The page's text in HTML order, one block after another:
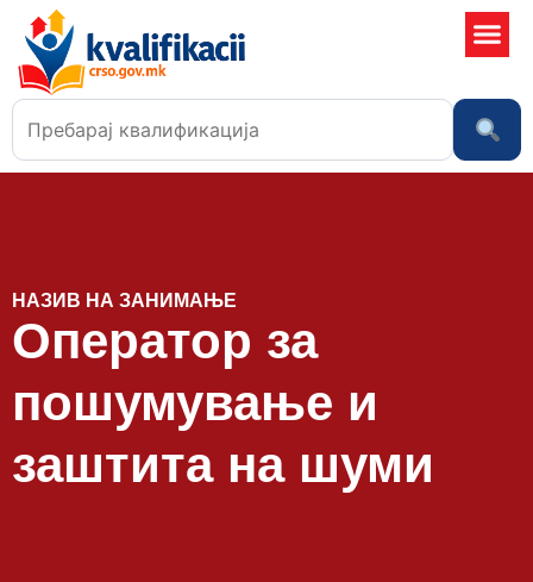
НАЗИВ НА ЗАНИМАЊЕ
Оператор за
пошумување и
заштита на шуми